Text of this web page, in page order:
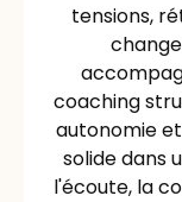
tensions,
coaching
autonomie
solide dans
l'écoute, la